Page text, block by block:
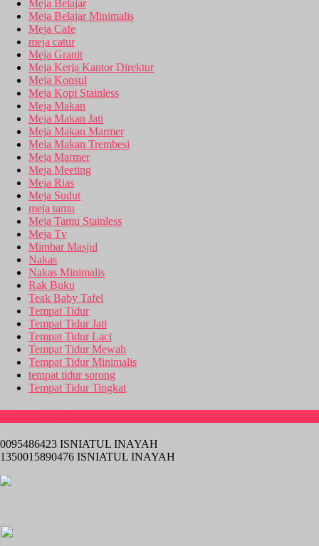
Meja Belajar
Meja Belajar Minimalis
Meja Cafe
meja catur
Meja Granit
Meja Kerja Kantor Direktur
Meja Konsul
Meja Kopi Stainless
Meja Makan
Meja Makan Jati
Meja Makan Marmer
Meja Makan Trembesi
Meja Marmer
Meja Meeting
Meja Rias
Meja Sudut
meja tamu
Meja Tamu Stainless
Meja Tv
Mimbar Masjid
Nakas
Nakas Minimalis
Rak Buku
Teak Baby Tafel
Tempat Tidur
Tempat Tidur Jati
Tempat Tidur Laci
Tempat Tidur Mewah
Tempat Tidur Minimalis
tempat tidur sorong
Tempat Tidur Tingkat
0095486423 ISNIATUL INAYAH
1350015890476 ISNIATUL INAYAH